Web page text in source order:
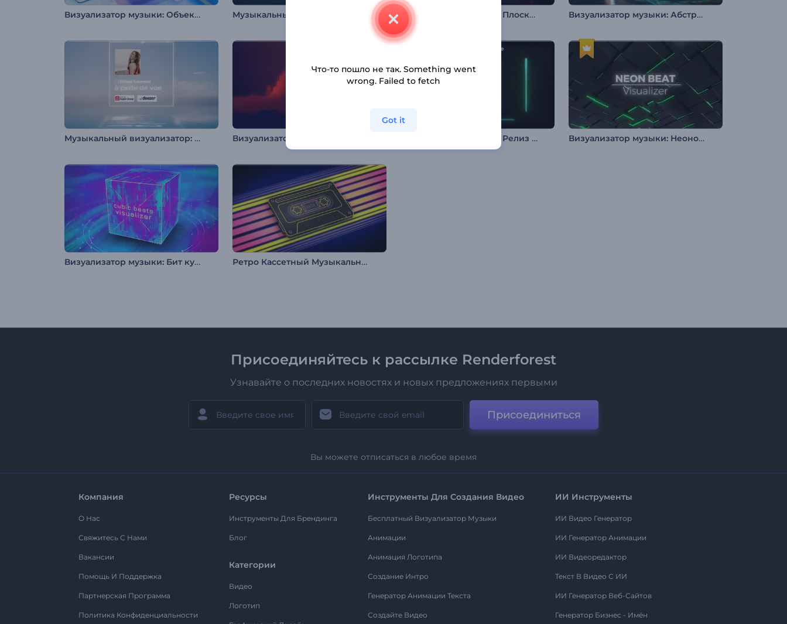
Визуализатор музыки: Объекты в движении Визуализатор музыки: Плоский аудиоспектр Визуализатор музыки: Абстрактный вихрь
Музыкальный визуализатор: Водные просторы Визуализатор музыки: Релиз музыки Визуализатор музыки: Неоновые биты
Визуализатор музыки: Бит куба Ретро Кассетный Музыкальный Визуализатор
Присоединяйтесь к рассылке Renderforest
Узнавайте о последних новостях и новых предложениях первыми
Присоединиться
Вы можете отписаться в любое время
Компания
О Нас
Свяжитесь С Нами
Вакансии
Помощь И Поддержка
Партнерская Программа
Политика Конфиденциальности
Ресурсы
Инструменты Для Брендинга
Блог
Категории
Видео
Логотип
Инструменты Для Создания Видео
Бесплатный Визуализатор Музыки
Анимации
Анимация Логотипа
Создание Интро
Генератор Анимации Текста
Создайте Видео
ИИ Инструменты
ИИ Видео Генератор
ИИ Генератор Анимации
ИИ Видеоредактор
Текст В Видео С ИИ
ИИ Генератор Веб-Сайтов
Генератор Бизнес - Имён
Что-то пошло не так. Something went
wrong. Failed to fetch
Got it